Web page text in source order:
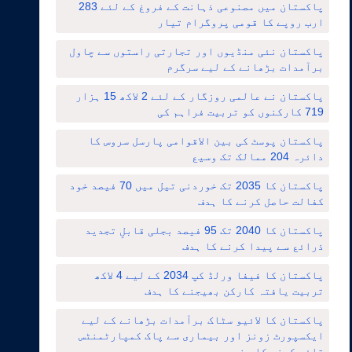
پاکستان میں مصنوعی ذہانت کے فروغ کے لئے 283
ارب روپے کا قومی پروگرام تیار
پاکستان نئی منڈیوں اور تجارتی راستوں سے چاول
برآمدات بڑھانے کے لیے سرگرم
پاکستان نے عالمی روزگار کے لئے 2 لاکھ 15 ہزار
719 کارکنوں کو تربیت فراہم کی
پاکستان پوسٹ کی بین الاقوامی پارسل سروس کا
دائرہ 204 ممالک تک وسیع
پاکستان کا 2035 تک خوردنی تیل میں 70 فیصد خود
کفالت حاصل کرنے کا ہدف
پاکستان کا 2040 تک 95 فیصد بجلی قابلِ تجدید
ذرائع سے پیدا کرنے کا ہدف
پاکستان کا فیفا ورلڈ کپ 2034 کے لیے 4 لاکھ
تربیت یافتہ کارکن بھیجنے کا ہدف
پاکستان کا لائیو سٹاک برآمدات بڑھانے کے لیے
ایکسپورٹ زونز اور بیماری سے پاک کمپارٹمنٹس